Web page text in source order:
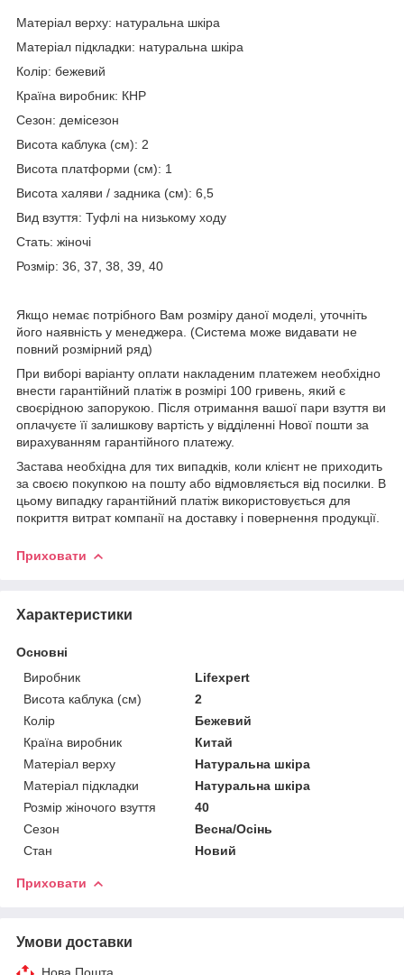
Матеріал верху: натуральна шкіра
Матеріал підкладки: натуральна шкіра
Колір: бежевий
Країна виробник: КНР
Сезон: демісезон
Висота каблука (см): 2
Висота платформи (см): 1
Висота халяви / задника (см): 6,5
Вид взуття: Туфлі на низькому ходу
Стать: жіночі
Розмір: 36, 37, 38, 39, 40
Якщо немає потрібного Вам розміру даної моделі, уточніть
його наявність у менеджера. (Система може видавати не
повний розмірний ряд)
При виборі варіанту оплати накладеним платежем необхідно
внести гарантійний платіж в розмірі 100 гривень, який є
своєрідною запорукою. Після отримання вашої пари взуття ви
оплачуєте її залишкову вартість у відділенні Нової пошти за
вирахуванням гарантійного платежу.
Застава необхідна для тих випадків, коли клієнт не приходить
за своєю покупкою на пошту або відмовляється від посилки. В
цьому випадку гарантійний платіж використовується для
покриття витрат компанії на доставку і повернення продукції.
Приховати
Характеристики
Основні
Виробник
Lifexpert
Висота каблука (см)
2
Колір
Бежевий
Країна виробник
Китай
Матеріал верху
Натуральна шкіра
Матеріал підкладки
Натуральна шкіра
Розмір жіночого взуття
40
Сезон
Весна/Осінь
Стан
Новий
Приховати
Умови доставки
Нова Пошта